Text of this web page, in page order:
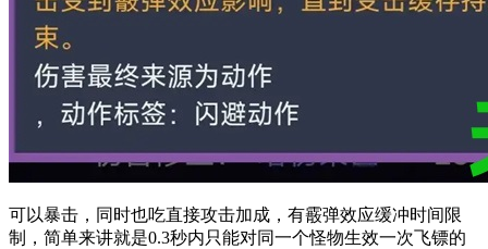
可以暴击，同时也吃直接攻击加成，有霰弹效应缓冲时间限
制，简单来讲就是0.3秒内只能对同一个怪物生效一次飞镖的